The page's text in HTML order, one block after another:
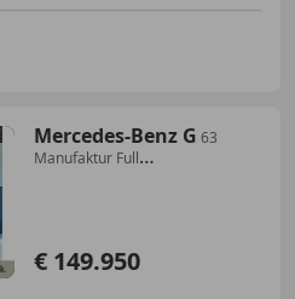
Mercedes-Benz G 63
Manufaktur Full
€ 149.950